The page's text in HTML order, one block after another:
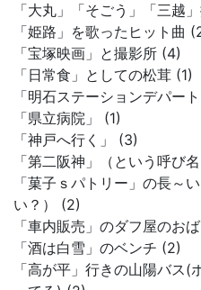
「大丸」「そごう」「三越
「姫路」を歌ったヒット曲
「宝塚映画」と撮影所 (4)
「日常食」としての松茸 (1)
「明石ステーションデパー
「県立病院」 (1)
「神戸へ行く」 (3)
「第二阪神」（という呼び
「菓子ｓパトリー」の長～
い？） (2)
「車内販売」のダフ屋のお
「酒は白雪」のベンチ (2)
「高が平」行きの山陽バス